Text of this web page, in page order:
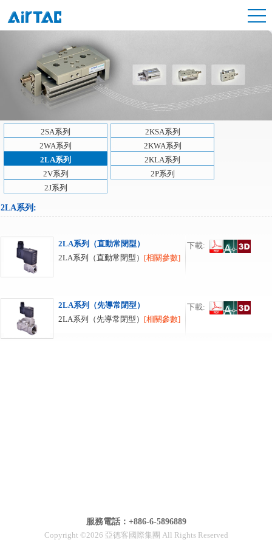
2SA系列
2KSA系列
2WA系列
2KWA系列
2LA系列
2KLA系列
2V系列
2P系列
2J系列
2LA系列 :
2LA系列（直動常閉型）
2LA系列（直動常閉型） [相關參數]
下載:
2LA系列（先導常閉型）
2LA系列（先導常閉型） [相關參數]
下載:
服務電話：+886-6-5896889
Copyright ©2026 亞德客國際集團 All Rights Reserved